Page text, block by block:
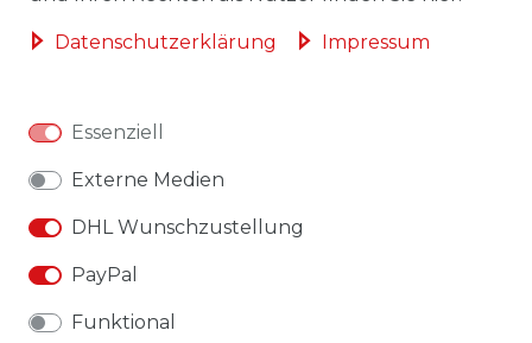
Daten­schutz­erklärung Impressum
Essenziell
Externe Medien
DHL Wunschzustellung
PayPal
Funktional